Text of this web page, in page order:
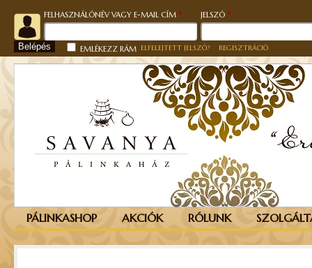
FELHASZNÁLÓNÉV VAGY E-MAIL CÍM *KÖTELEZŐ
JELSZÓ *KÖTELEZŐ
EMLÉKEZZ RÁM
Belépés ELFELEJTETT JELSZÓ? REGISZTRÁCIÓ
PÁLINKASHOP AKCIÓK RÓLUNK